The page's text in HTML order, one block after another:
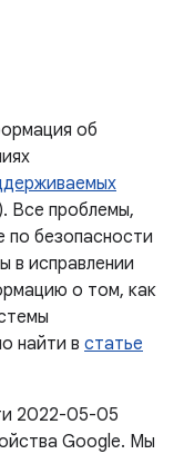
об
Все проблемы,
по безопасности
в исправлении
о том, как
найти в статье
2022-05-05
Google. Мы